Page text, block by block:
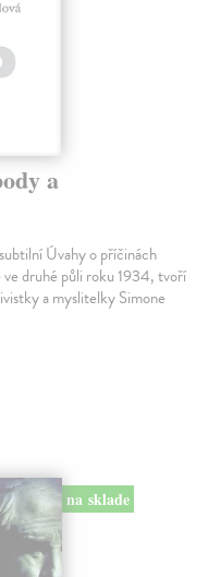
a
Úvahy o příčinách
ve druhé půli roku 1934, tvoří
a myslitelky Simone
na sklade